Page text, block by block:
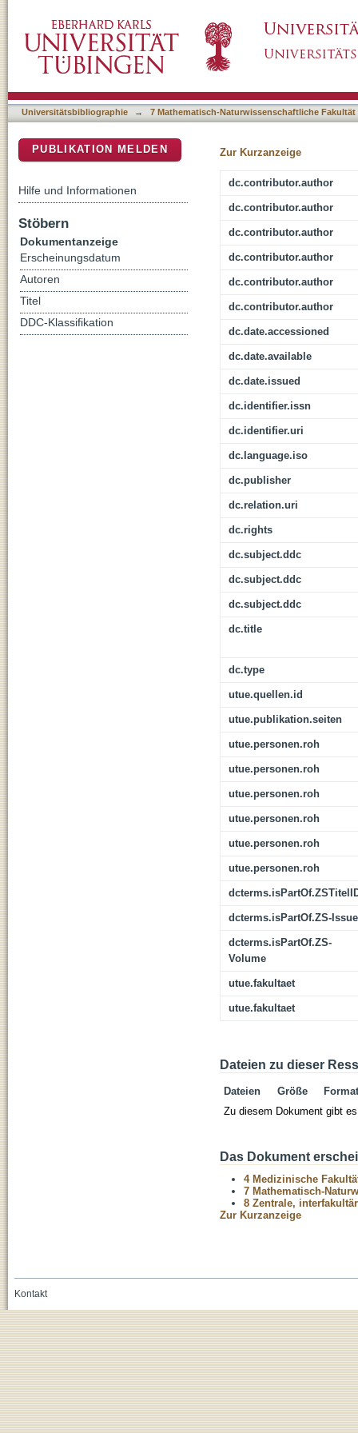
Universitätsbibliographie → 7 Mathematisch-Naturwissenschaftliche Fakultät
Zur Kurzanzeige
dc.contributor.author
dc.contributor.author
dc.contributor.author
dc.contributor.author
dc.contributor.author
dc.contributor.author
dc.date.accessioned
dc.date.available
dc.date.issued
dc.identifier.issn
dc.identifier.uri
dc.language.iso
dc.publisher
dc.relation.uri
dc.rights
dc.subject.ddc
dc.subject.ddc
dc.subject.ddc
dc.title
dc.type
utue.quellen.id
utue.publikation.seiten
utue.personen.roh
utue.personen.roh
utue.personen.roh
utue.personen.roh
utue.personen.roh
utue.personen.roh
dcterms.isPartOf.ZS-Issue
dcterms.isPartOf.ZS-
Volume
utue.fakultaet
utue.fakultaet
Dateien zu dieser
Dateien Größe
Format
Zu diesem Dokument gibt
Das Dokument
4 Medizinische
7 Mathematisch-
8 Zentrale,
Zur Kurzanzeige
PUBLIKATION MELDEN
Hilfe und Informationen
Stöbern
Dokumentanzeige
Erscheinungsdatum
Autoren
Titel
DDC-Klassifikation
Kontakt